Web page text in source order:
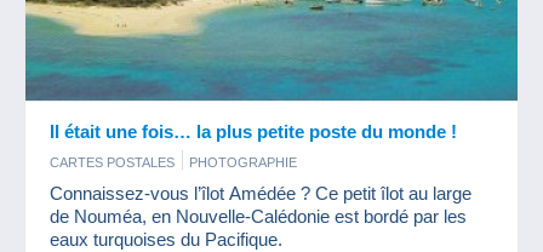
Il était une fois… la plus petite poste du monde !
CARTES POSTALES PHOTOGRAPHIE
Connaissez-vous l’îlot Amédée ? Ce petit îlot au large
de Nouméa, en Nouvelle-Calédonie est bordé par les
eaux turquoises du Pacifique.